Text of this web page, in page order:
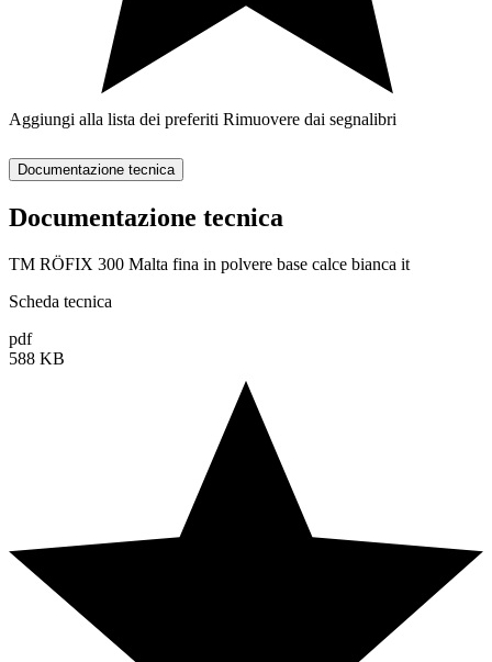
Aggiungi alla lista dei preferiti Rimuovere dai segnalibri
Documentazione tecnica
Documentazione tecnica
TM RÖFIX 300 Malta fina in polvere base calce bianca it
Scheda tecnica
pdf
588 KB